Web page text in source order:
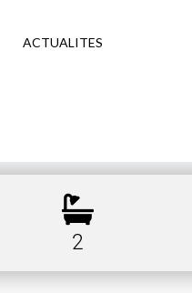
ACTUALITES
2